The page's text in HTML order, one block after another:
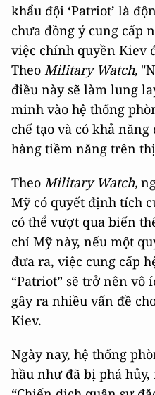
khẩu đội ‘Patriot’ là
chưa đồng ý cung cấp
việc chính quyền Kiev
Theo Military Watch,
điều này sẽ làm lung
minh vào hệ thống
chế tạo và có khả
hàng tiềm năng trên
Theo Military Watch,
Mỹ có quyết định tích
có thể vượt qua biến
chí Mỹ này, nếu một
đưa ra, việc cung cấp
“Patriot” sẽ trở nên vô
gây ra nhiều vấn đề
Kiev.
Ngày nay, hệ thống
hầu như đã bị phá